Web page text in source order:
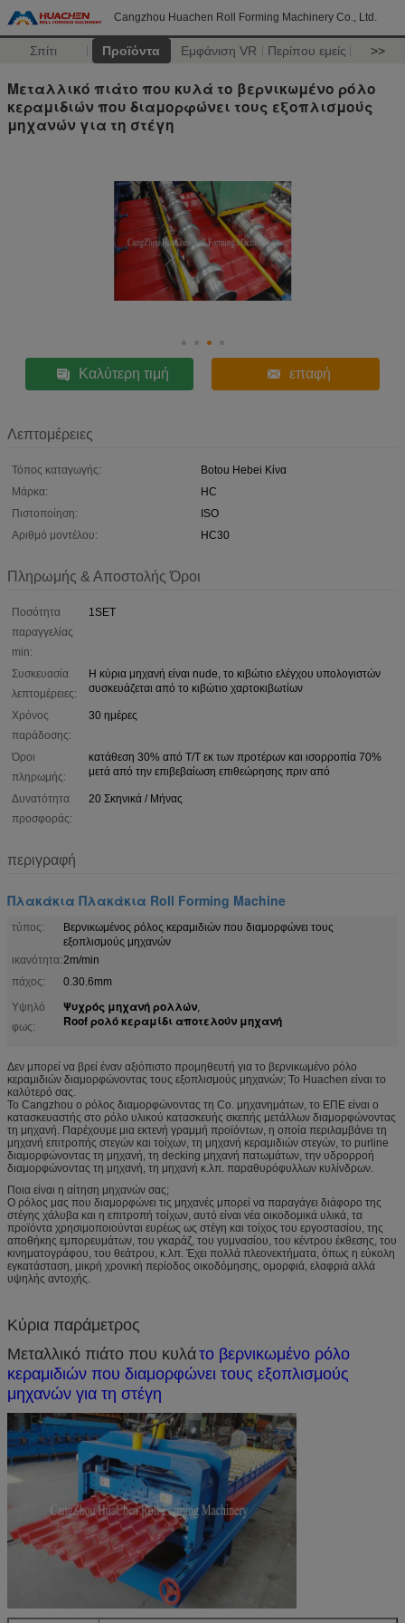
Cangzhou Huachen Roll Forming Machinery Co., Ltd.
Σπίτι Προϊόντα Εμφάνιση VR Περίπου εμείς >>
Μεταλλικό πιάτο που κυλά το βερνικωμένο ρόλο
κεραμιδιών που διαμορφώνει τους εξοπλισμούς
μηχανών για τη στέγη
Καλύτερη τιμή επαφή
Λεπτομέρειες
Τόπος καταγωγής:
Botou Hebei Κίνα
Μάρκα:
HC
Πιστοποίηση:
ISO
Αριθμό μοντέλου:
HC30
Πληρωμής & Αποστολής Όροι
Ποσότητα
παραγγελίας
min:
1SET
Συσκευασία
λεπτομέρειες:
Η κύρια μηχανή είναι nude, το κιβώτιο ελέγχου υπολογιστών
συσκευάζεται από το κιβώτιο χαρτοκιβωτίων
Χρόνος
παράδοσης:
30 ημέρες
Όροι
πληρωμής:
κατάθεση 30% από T/T εκ των προτέρων και ισορροπία 70%
μετά από την επιβεβαίωση επιθεώρησης πριν από
Δυνατότητα
προσφοράς:
20 Σκηνικά / Μήνας
περιγραφή
Πλακάκια Πλακάκια Roll Forming Machine
τύπος:
Βερνικωμένος ρόλος κεραμιδιών που διαμορφώνει τους
εξοπλισμούς μηχανών
ικανότητα:2m/min
πάχος:
0.30.6mm
Υψηλό
φως:
Ψυχρός μηχανή ρολλών,
Roof ρολό κεραμίδι αποτελούν μηχανή
Δεν μπορεί να βρεί έναν αξιόπιστο προμηθευτή για το βερνικωμένο ρόλο
κεραμιδιών διαμορφώνοντας τους εξοπλισμούς μηχανών; Το Huachen είναι το
καλύτερό σας.
Το Cangzhou ο ρόλος διαμορφώνοντας τη Co. μηχανημάτων, το ΕΠΕ είναι ο
κατασκευαστής στο ρόλο υλικού κατασκευής σκεπής μετάλλων διαμορφώνοντας
τη μηχανή. Παρέχουμε μια εκτενή γραμμή προϊόντων, η οποία περιλαμβάνει τη
μηχανή επιτροπής στεγών και τοίχων, τη μηχανή κεραμιδιών στεγών, το purline
διαμορφώνοντας τη μηχανή, τη decking μηχανή πατωμάτων, την υδρορροή
διαμορφώνοντας τη μηχανή, τη μηχανή κ.λπ. παραθυρόφυλλων κυλίνδρων.
Ποια είναι η αίτηση μηχανών σας;
Ο ρόλος μας που διαμορφώνει τις μηχανές μπορεί να παραγάγει διάφορο της
στέγης χάλυβα και η επιτροπή τοίχων, αυτό είναι νέα οικοδομικά υλικά, τα
προϊόντα χρησιμοποιούνται ευρέως ως στέγη και τοίχος του εργοστασίου, της
αποθήκης εμπορευμάτων, του γκαράζ, του γυμνασίου, του κέντρου έκθεσης, του
κινηματογράφου, του θεάτρου, κ.λπ. Έχει πολλά πλεονεκτήματα, όπως η εύκολη
εγκατάσταση, μικρή χρονική περίοδος οικοδόμησης, ομορφιά, ελαφριά αλλά
υψηλής αντοχής.
Κύρια παράμετρος
Μεταλλικό πιάτο που κυλάτο βερνικωμένο ρόλο
κεραμιδιών που διαμορφώνει τους εξοπλισμούς
μηχανών για τη στέγη